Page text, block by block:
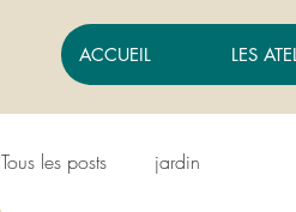
ACCUEIL LES
Tous les posts jardin